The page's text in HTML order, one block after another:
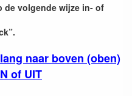
de volgende wijze in- of
naar boven (oben)
of UIT